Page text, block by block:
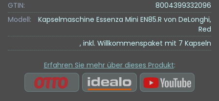
GTIN:
8004399332096
Modell:
Kapselmaschine Essenza Mini EN85.R von DeLonghi,
Red
, inkl. Willkommenspaket mit 7 Kapseln
Erfahren Sie mehr über dieses Produkt: